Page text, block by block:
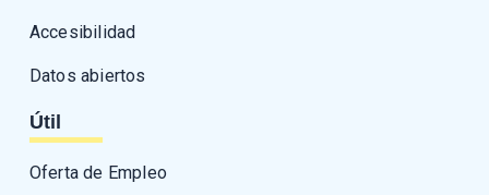
Accesibilidad
Datos abiertos
Útil
Oferta de Empleo